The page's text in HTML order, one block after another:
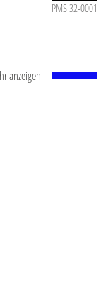
PMS 32-0001
anzeigen